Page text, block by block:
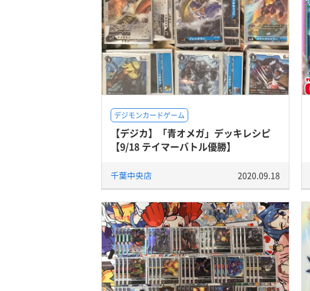
デジモンカードゲーム
【デジカ】「青オメガ」デッキレシピ
【9/18 テイマーバトル優勝】
千葉中央店 2020.09.18